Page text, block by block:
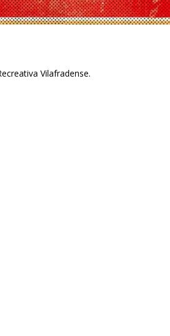
Vilafradense.